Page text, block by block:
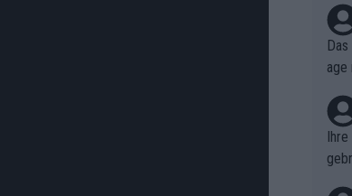
age
ben.